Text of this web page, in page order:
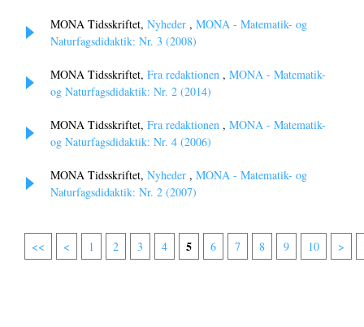
MONA Tidsskriftet, Nyheder , MONA - Matematik- og
Naturfagsdidaktik: Nr. 3 (2008)
MONA Tidsskriftet, Fra redaktionen , MONA - Matematik-
og Naturfagsdidaktik: Nr. 2 (2014)
MONA Tidsskriftet, Fra redaktionen , MONA - Matematik-
og Naturfagsdidaktik: Nr. 4 (2006)
MONA Tidsskriftet, Nyheder , MONA - Matematik- og
Naturfagsdidaktik: Nr. 2 (2007)
<< < 1 2 3 4 5 6 7 8 9 10 >